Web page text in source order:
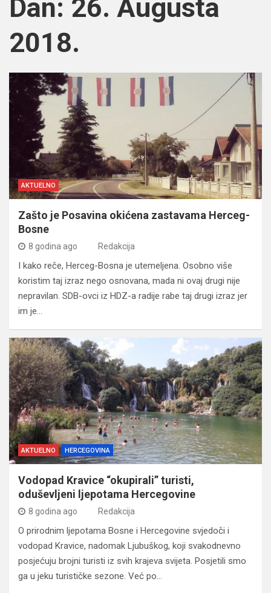
Dan: 26. Augusta
2018.
AKTUELNO
Zašto je Posavina okićena zastavama Herceg-
Bosne
8 godina ago Redakcija
I kako reče, Herceg-Bosna je utemeljena. Osobno više
koristim taj izraz nego osnovana, mada ni ovaj drugi nije
nepravilan. SDB-ovci iz HDZ-a radije rabe taj drugi izraz jer
im je…
AKTUELNO HERCEGOVINA
Vodopad Kravice “okupirali” turisti,
oduševljeni ljepotama Hercegovine
8 godina ago Redakcija
O prirodnim ljepotama Bosne i Hercegovine svjedoči i
vodopad Kravice, nadomak Ljubuškog, koji svakodnevno
posjećuju brojni turisti iz svih krajeva svijeta. Posjetili smo
ga u jeku turističke sezone. Već po…